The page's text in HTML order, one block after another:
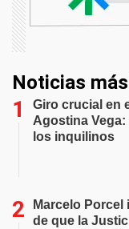
Noticias
Giro crucial en
Agostina
los inquilinos
Marcelo
de que la